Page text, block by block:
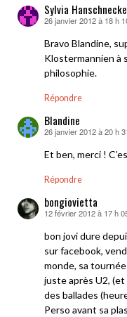
Sylvia
dit :
26 janvier 2012 à 18 h
Bravo Blandine,
Klostermannien à
philosophie.
Répondre
Blandine
dit :
26 janvier 2012 à 20 h
Et ben, merci !
Répondre
bongiovietta
dit :
12 février 2012 à 17 h
bon jovi dure
sur facebook,
monde, sa
juste après U2, (et
des ballades
Perso avant sa